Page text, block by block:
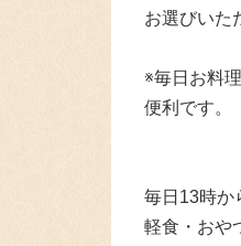
お選びいた
※毎日お料
便利です。
毎日13時か
軽食・おや